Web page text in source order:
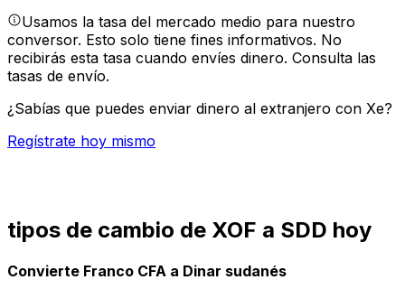
Usamos la tasa del mercado medio para nuestro
conversor. Esto solo tiene fines informativos. No
recibirás esta tasa cuando envíes dinero. Consulta las
tasas de envío.
¿Sabías que puedes enviar dinero al extranjero con Xe?
Regístrate hoy mismo
tipos de cambio de XOF a SDD hoy
Convierte Franco CFA a Dinar sudanés